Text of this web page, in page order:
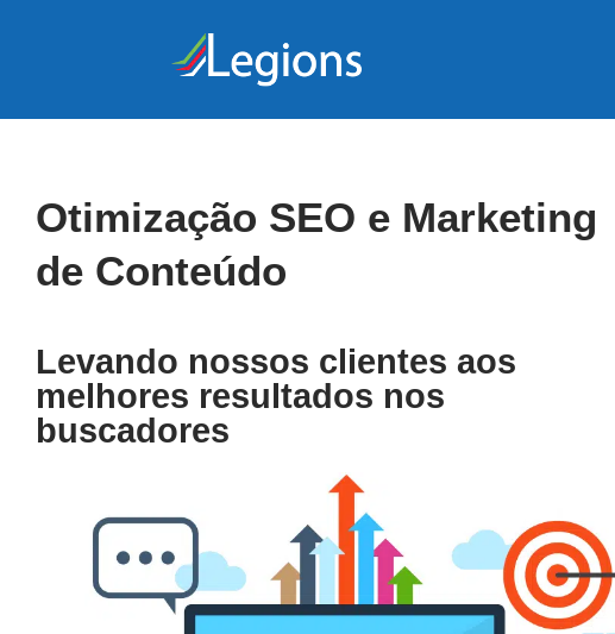
Otimização SEO e Marketing
de Conteúdo
Levando nossos clientes aos
melhores resultados nos
buscadores